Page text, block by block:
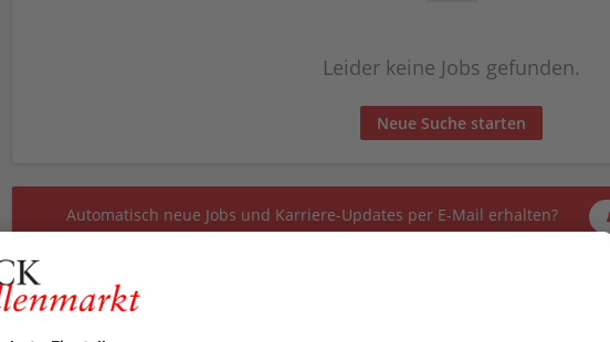
Leider keine Jobs gefunden.
Neue Suche starten
Automatisch neue Jobs und Karriere-Updates per E-Mail erhalten?